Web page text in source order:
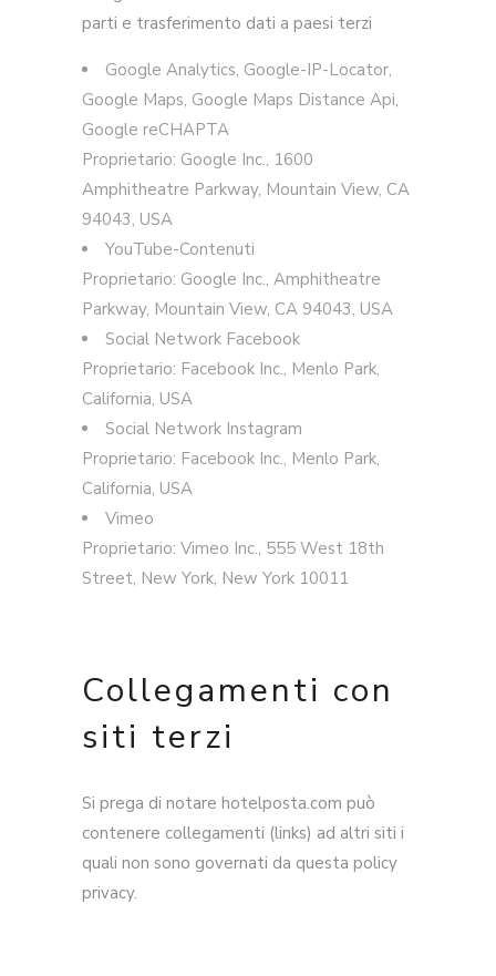
parti e trasferimento dati a paesi terzi
Google Analytics, Google-IP-Locator,
Google Maps, Google Maps Distance Api,
Google reCHAPTA
Proprietario: Google Inc., 1600
Amphitheatre Parkway, Mountain View, CA
94043, USA
YouTube-Contenuti
Proprietario: Google Inc., Amphitheatre
Parkway, Mountain View, CA 94043, USA
Social Network Facebook
Proprietario: Facebook Inc., Menlo Park,
California, USA
Social Network Instagram
Proprietario: Facebook Inc., Menlo Park,
California, USA
Vimeo
Proprietario: Vimeo Inc., 555 West 18th
Street, New York, New York 10011
Collegamenti con
siti terzi
Si prega di notare hotelposta.com può
contenere collegamenti (links) ad altri siti i
quali non sono governati da questa policy
privacy.